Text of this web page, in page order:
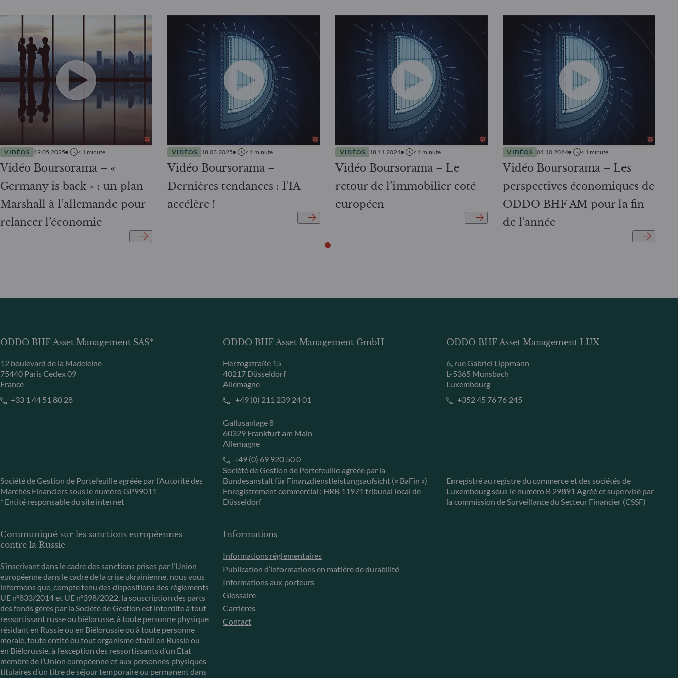
VIDÉOS 19.05.2025 < 1 minute
Vidéo Boursorama – «
Germany is back » : un plan
Marshall à l’allemande pour
relancer l’économie
VIDÉOS 18.03.2025 < 1 minute
Vidéo Boursorama –
Dernières tendances : l’IA
accélère !
VIDÉOS 18.11.2024 < 1 minute
Vidéo Boursorama – Le
retour de l’immobilier coté
européen
VIDÉOS 04.10.2024 < 1 minute
Vidéo Boursorama – Les
perspectives économiques de
ODDO BHF AM pour la fin
de l’année
ODDO BHF Asset Management SAS*
12 boulevard de la Madeleine
75440 Paris Cedex 09
France
+33 1 44 51 80 28
Société de Gestion de Portefeuille agréée par l’Autorité des
Marchés Financiers sous le numéro GP99011
* Entité responsable du site internet
ODDO BHF Asset Management GmbH
Herzogstraße 15
40217 Düsseldorf
Allemagne
+49 (0) 211 239 24 01
Gallusanlage 8
60329 Frankfurt am Main
Allemagne
+49 (0) 69 920 50 0
Société de Gestion de Portefeuille agréée par la
Bundesanstalt für Finanzdienstleistungsaufsicht (« BaFin »)
Enregistrement commercial : HRB 11971 tribunal local de
Düsseldorf
ODDO BHF Asset Management LUX
6, rue Gabriel Lippmann
L-5365 Munsbach
Luxembourg
+352 45 76 76 245
Enregistré au registre du commerce et des sociétés de
Luxembourg sous le numéro B 29891 Agréé et supervisé par
la commission de Surveillance du Secteur Financier (CSSF)
Communiqué sur les sanctions européennes
contre la Russie
S’inscrivant dans le cadre des sanctions prises par l’Union
européenne dans le cadre de la crise ukrainienne, nous vous
informons que, compte tenu des dispositions des règlements
UE n°833/2014 et UE n°398/2022, la souscription des parts
des fonds gérés par la Société de Gestion est interdite à tout
ressortissant russe ou biélorusse, à toute personne physique
résidant en Russie ou en Biélorussie ou à toute personne
morale, toute entité ou tout organisme établi en Russie ou
en Biélorussie, à l’exception des ressortissants d’un État
membre de l’Union européenne et aux personnes physiques
titulaires d’un titre de séjour temporaire ou permanent dans
Informations
Informations réglementaires
Publication d’informations en matière de durabilité
Informations aux porteurs
Glossaire
Carrières
Contact